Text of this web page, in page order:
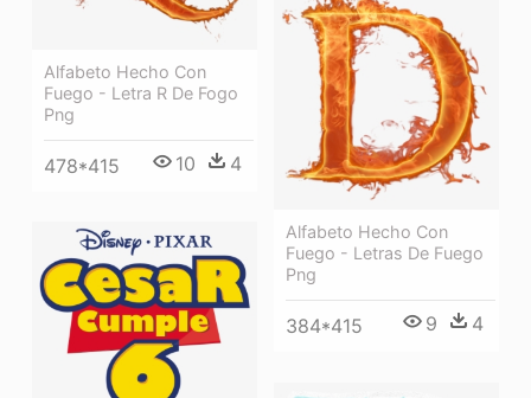
Alfabeto Hecho Con
Fuego - Letra R De Fogo
Png
478*415 10 4
Alfabeto Hecho Con
Fuego - Letras De Fuego
Png
384*415 9 4